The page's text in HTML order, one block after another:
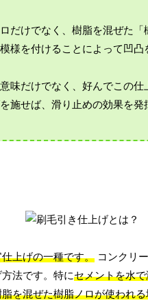
だけでなく、樹脂を混ぜた
様を付けることによって凹
味だけでなく、好んでこの
施せば、滑り止めの効果を発
上げの一種です。 コンクリ
法です。特にセメントを水
を混ぜた樹脂ノロが使われ